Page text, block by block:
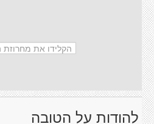
להודות על הטובה